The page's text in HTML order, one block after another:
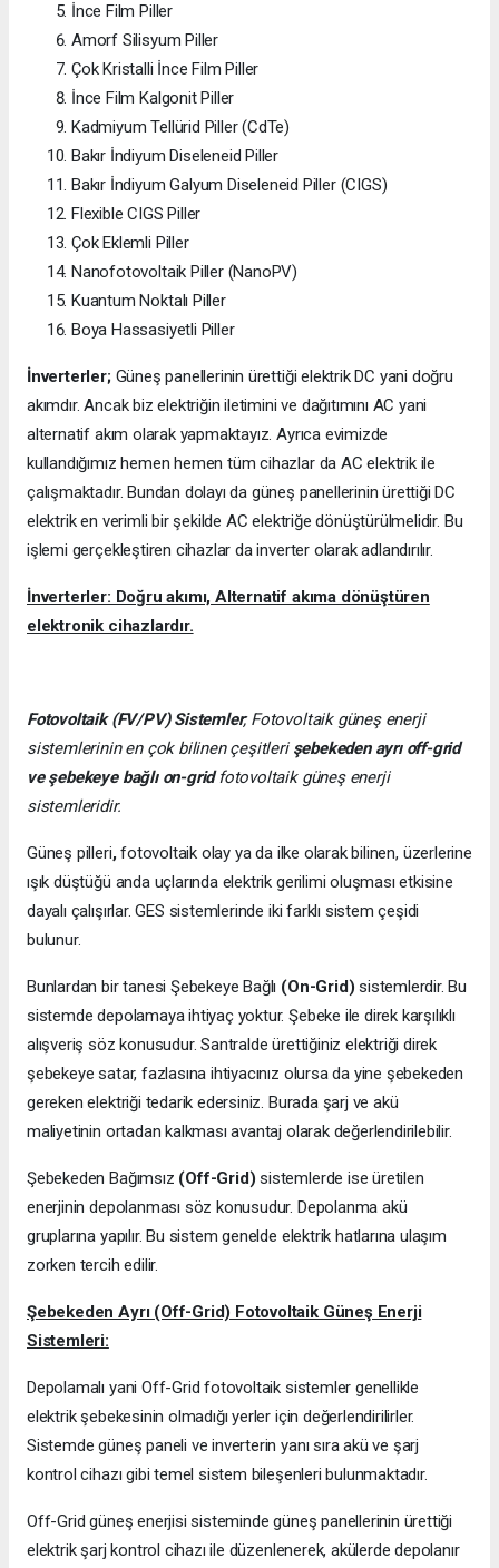
İnce Film Piller
Amorf Silisyum Piller
Çok Kristalli İnce Film Piller
İnce Film Kalgonit Piller
Kadmiyum Tellürid Piller (CdTe)
Bakır İndiyum Diseleneid Piller
Bakır İndiyum Galyum Diseleneid Piller (CIGS)
Flexible CIGS Piller
Çok Eklemli Piller
Nanofotovoltaik Piller (NanoPV)
Kuantum Noktalı Piller
Boya Hassasiyetli Piller
İnverterler;Güneş panellerinin ürettiği elektrik DC yani doğru
akımdır. Ancak biz elektriğin iletimini ve dağıtımını AC yani
alternatif akım olarak yapmaktayız. Ayrıca evimizde
kullandığımız hemen hemen tüm cihazlar da AC elektrik ile
çalışmaktadır. Bundan dolayı da güneş panellerinin ürettiği DC
elektrik en verimli bir şekilde AC elektriğe dönüştürülmelidir. Bu
işlemi gerçekleştiren cihazlar da inverter olarak adlandırılır.
İnverterler: Doğru akımı, Alternatif akıma dönüştüren
elektronik cihazlardır.
Fotovoltaik (FV/PV) Sistemler; Fotovoltaik güneş enerji
sistemlerinin en çok bilinen çeşitleri şebekeden ayrı off-grid
ve şebekeye bağlı on-gridfotovoltaik güneş enerji
sistemleridir.
Güneş pilleri,fotovoltaik olay ya da ilke olarak bilinen, üzerlerine
ışık düştüğü anda uçlarında elektrik gerilimi oluşması etkisine
dayalı çalışırlar. GES sistemlerinde iki farklı sistem çeşidi
bulunur.
Bunlardan bir tanesi Şebekeye Bağlı (On-Grid) sistemlerdir. Bu
sistemde depolamaya ihtiyaç yoktur. Şebeke ile direk karşılıklı
alışveriş söz konusudur. Santralde ürettiğiniz elektriği direk
şebekeye satar, fazlasına ihtiyacınız olursa da yine şebekeden
gereken elektriği tedarik edersiniz. Burada şarj ve akü
maliyetinin ortadan kalkması avantaj olarak değerlendirilebilir.
Şebekeden Bağımsız (Off-Grid) sistemlerde ise üretilen
enerjinin depolanması söz konusudur. Depolanma akü
gruplarına yapılır. Bu sistem genelde elektrik hatlarına ulaşım
zorken tercih edilir.
Şebekeden Ayrı (Off-Grid) Fotovoltaik Güneş Enerji
Sistemleri:
Depolamalı yani Off-Grid fotovoltaik sistemler genellikle
elektrik şebekesinin olmadığı yerler için değerlendirilirler.
Sistemde güneş paneli ve inverterin yanı sıra akü ve şarj
kontrol cihazı gibi temel sistem bileşenleri bulunmaktadır.
Off-Grid güneş enerjisi sisteminde güneş panellerinin ürettiği
elektrik şarj kontrol cihazı ile düzenlenerek, akülerde depolanır